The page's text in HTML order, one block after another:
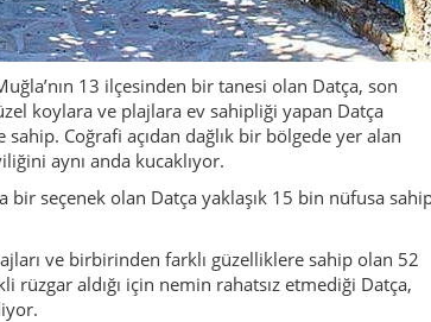
13 ilçesinden bir tanesi olan Datça, son
koylara ve plajlara ev sahipliği yapan Datça
Coğrafi açıdan dağlık bir bölgede yer alan
aynı anda kucaklıyor.
seçenek olan Datça yaklaşık 15 bin nüfusa
ve birbirinden farklı güzelliklere sahip olan 52
aldığı için nemin rahatsız etmediği Datça,